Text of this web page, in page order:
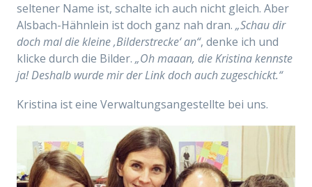
seltener Name ist, schalte ich auch nicht gleich. Aber
Alsbach-Hähnlein ist doch ganz nah dran. „Schau dir
doch mal die kleine ‚Bilderstrecke‘ an“, denke ich und
klicke durch die Bilder. „Oh maaan, die Kristina kennste
ja! Deshalb wurde mir der Link doch auch zugeschickt.“
Kristina ist eine Verwaltungsangestellte bei uns.